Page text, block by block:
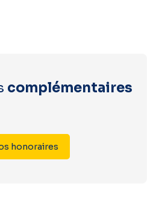
complémentaires
honoraires